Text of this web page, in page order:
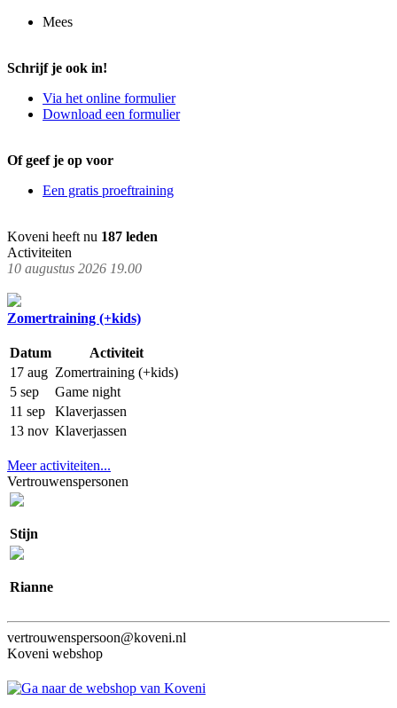
Mees
Schrijf je ook in!
Via het online formulier
Download een formulier
Of geef je op voor
Een gratis proeftraining
Koveni heeft nu 187 leden
Activiteiten
10 augustus 2026 19.00
Zomertraining (+kids)
Datum
Activiteit
17 aug Zomertraining (+kids)
5 sep
Game night
11 sep
Klaverjassen
13 nov Klaverjassen
Meer activiteiten...
Vertrouwenspersonen
Stijn
Rianne
vertrouwenspersoon@koveni.nl
Koveni webshop